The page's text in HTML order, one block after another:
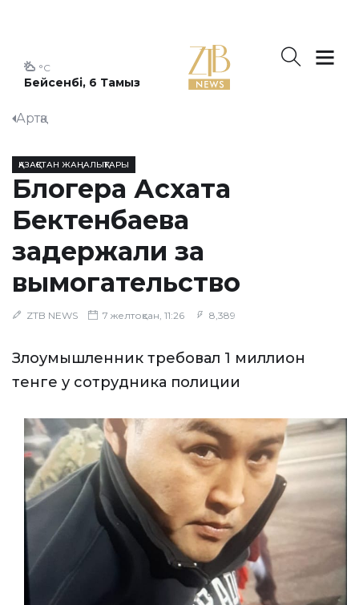
Бейсенбі, 6 Тамыз
°C
Артқа
ҚАЗАҚСТАН ЖАҢАЛЫҚТАРЫ
Блогера Асхата
Бектенбаева
задержали за
вымогательство
ZTB NEWS 7 желтоқсан, 11:26 8,389
Злоумышленник требовал 1 миллион
тенге у сотрудника полиции